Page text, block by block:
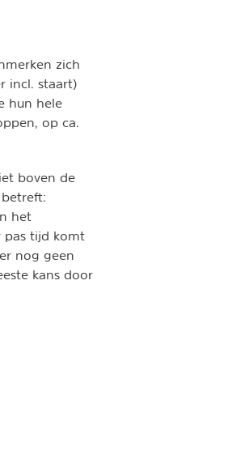
zich
incl. staart)
hun hele
op ca.
boven de
het
pas tijd komt
nog geen
kans door